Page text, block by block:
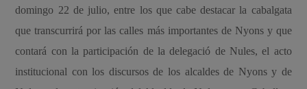
domingo 22 de julio, entre los que cabe destacar la cabalgata
que transcurrirá por las calles más importantes de Nyons y que
contará con la participación de la delegació de Nules, el acto
institucional con los discursos de los alcaldes de Nyons y de